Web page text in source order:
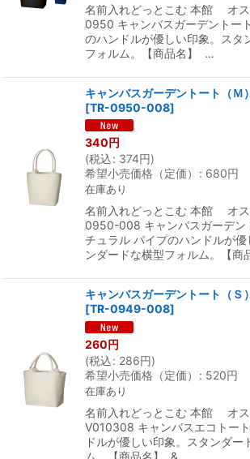
名前入れどっとこむ 本館 オ
0950 キャンバスガーデントー
のハンドルが優しい印象。スタ
フォルム。【商品名】 …
キャンバスガーデントート（Ｍ
[TR-0950-008]
340円
(税込: 374円)
希望小売価格（定価）
: 680円
在庫あり
名前入れどっとこむ 本館 オ
0950-008 キャンバスガーデン
チュラル パイプのハンドルが優
ンダードな横型フォルム。【商
キャンバスガーデントート（Ｓ
[TR-0949-008]
260円
(税込: 286円)
希望小売価格（定価）
: 520円
在庫あり
名前入れどっとこむ 本館 オ
V010308 キャンバスエコトー
ドルが優しい印象。スタンダー
ム。【商品名】 &…